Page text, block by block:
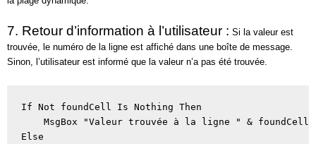
7. Retour d’information à l’utilisateur : Si la valeur est
trouvée, le numéro de la ligne est affiché dans une boîte de message.
Sinon, l’utilisateur est informé que la valeur n’a pas été trouvée.
If Not foundCell Is Nothing Then
MsgBox "Valeur trouvée à la ligne " &
Else